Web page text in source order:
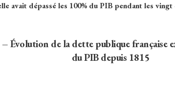
avait dépassé les 100% du PIB pendant les
Évolution de la dette publique française
du PIB depuis 1815